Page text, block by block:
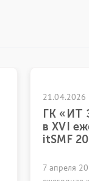
ГК «ИТ
в XVI
itSMF 2026
7 апреля 2026 года в